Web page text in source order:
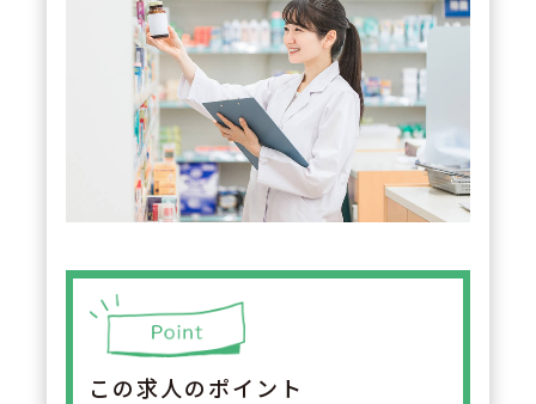
この求人のポイント